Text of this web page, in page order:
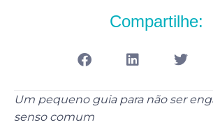
Compartilhe:
Um pequeno guia para não ser
senso comum